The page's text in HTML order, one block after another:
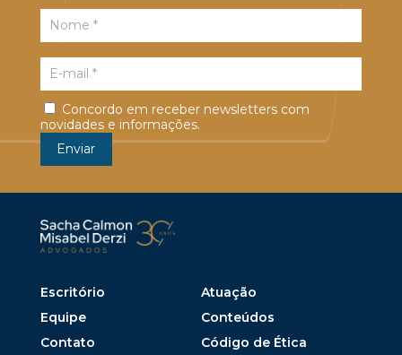
Concordo em receber newsletters com
novidades e informações.
Escritório
Atuação
Equipe
Conteúdos
Contato
Código de Ética